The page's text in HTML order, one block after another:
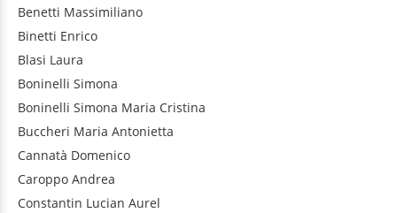
Benetti Massimiliano
Binetti Enrico
Blasi Laura
Boninelli Simona
Boninelli Simona Maria Cristina
Buccheri Maria Antonietta
Cannatà Domenico
Caroppo Andrea
Constantin Lucian Aurel